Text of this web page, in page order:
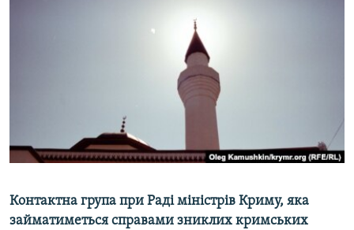
СВІДЧЕННЯ ОКУПАЦІЇ
УКРАЇНСЬКА ПРОБЛЕМА КРИМУ
Qırımtatar
Контактна група при Раді міністрів Криму, яка
займатиметься справами зниклих кримських